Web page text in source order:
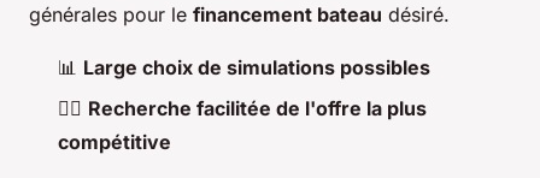
générales pour le financement bateau désiré.
📊 Large choix de simulations possibles
🕵️‍♂️ Recherche facilitée de l'offre la plus
compétitive